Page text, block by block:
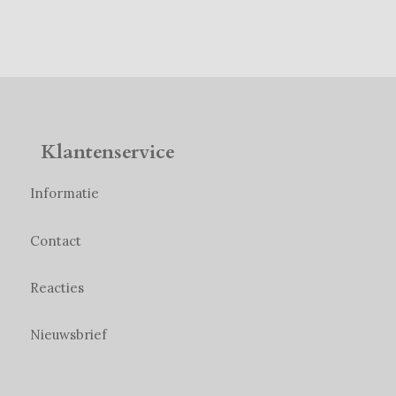
Klantenservice
Informatie
Contact
Reacties
Nieuwsbrief